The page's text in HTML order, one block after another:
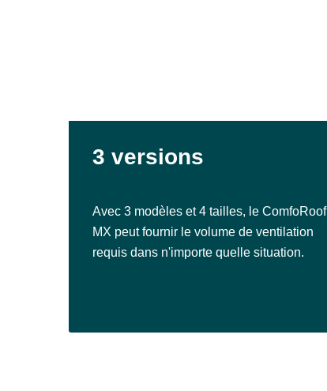
3 versions
Avec 3 modèles et 4 tailles, le ComfoRoof
MX peut fournir le volume de ventilation
requis dans n'importe quelle situation.